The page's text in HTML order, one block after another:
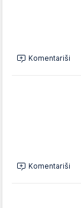
Komentariši
Komentariši